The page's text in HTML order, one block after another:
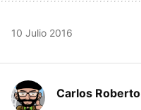
10 Julio 2016
Carlos Roberto